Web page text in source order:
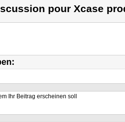
pour Xcase
Ihr Beitrag erscheinen soll